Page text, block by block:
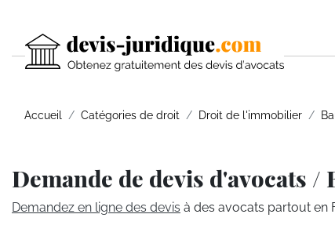
Accueil Catégories de droit Droit de l'immobilier
Demande de devis d'avocats /
Demandez en ligne des devis à des avocats partout en